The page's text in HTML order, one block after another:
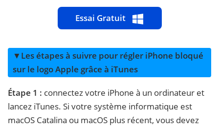
Essai Gratuit
▼Les étapes à suivre pour régler iPhone bloqué
sur le logo Apple grâce à iTunes
Étape 1 : connectez votre iPhone à un ordinateur et
lancez iTunes. Si votre système informatique est
macOS Catalina ou macOS plus récent, vous devez